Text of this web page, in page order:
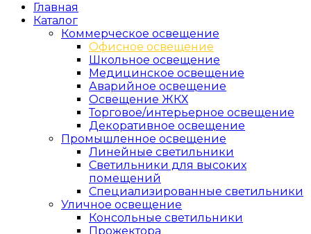
Главная
Каталог
Коммерческое освещение
Офисное освещение
Школьное освещение
Медицинское освещение
Аварийное освещение
Освещение ЖКХ
Торговое/интерьерное освещение
Декоративное освещение
Промышленное освещение
Линейные светильники
Светильники для высоких
помещений
Специализированные светильники
Уличное освещение
Консольные светильники
Прожектора